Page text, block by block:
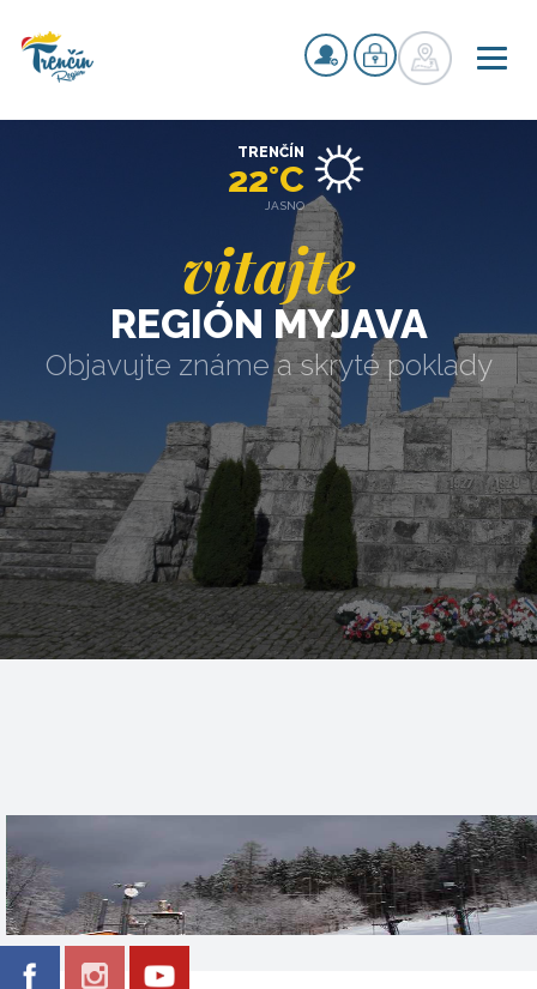
vitajte
REGIÓN MYJAVA
Objavujte známe a skryté poklady
TRENČÍN
22°C
JASNO